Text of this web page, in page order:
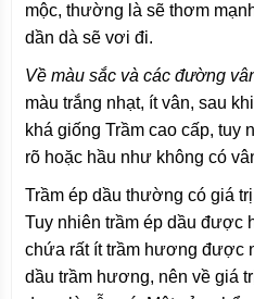
mộc, thường là sẽ thơm
dần dà sẽ vơi đi.
Về màu sắc và các đường
màu trắng nhạt, ít vân, sau
khá giống Trầm cao cấp, tuy
rõ hoặc hầu như không có
Trầm ép dầu thường có giá
Tuy nhiên trầm ép dầu được
chứa rất ít trầm hương được
dầu trầm hương, nên về giá